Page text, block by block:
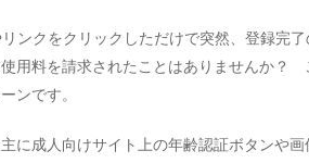
ンクをクリックしただけで突然、登録完
用料を請求されたことはありませんか？
ンです。
に成人向けサイト上の年齢認証ボタンや